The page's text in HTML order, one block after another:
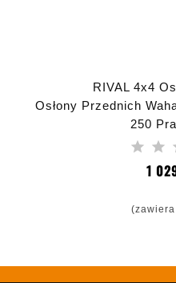
RIVAL 4x4
Osłony Przednich
250
1
(zawiera